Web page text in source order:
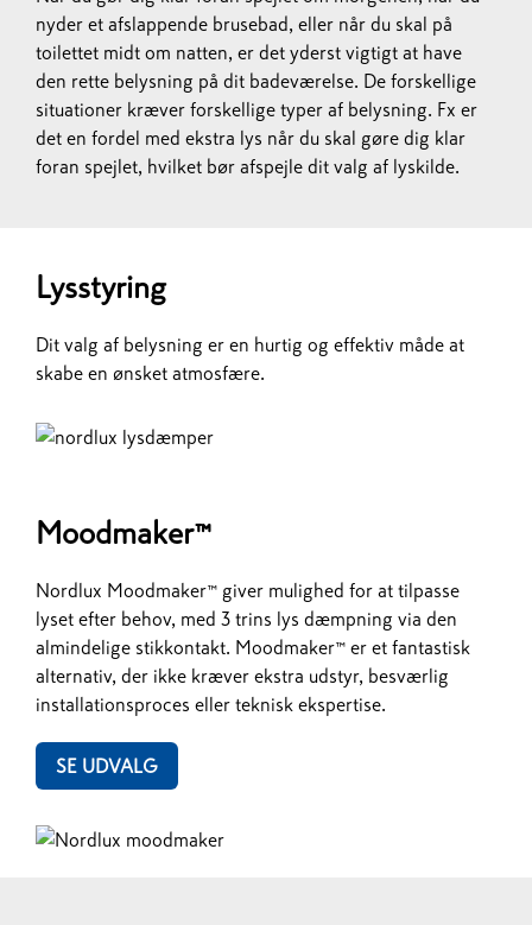
nyder et afslappende brusebad, eller når du skal på
toilettet midt om natten, er det yderst vigtigt at have
den rette belysning på dit badeværelse. De forskellige
situationer kræver forskellige typer af belysning. Fx er
det en fordel med ekstra lys når du skal gøre dig klar
foran spejlet, hvilket bør afspejle dit valg af lyskilde.
Lysstyring
Dit valg af belysning er en hurtig og effektiv måde at
skabe en ønsket atmosfære.
Moodmaker™
Nordlux Moodmaker™ giver mulighed for at tilpasse
lyset efter behov, med 3 trins lys dæmpning via den
almindelige stikkontakt. Moodmaker™ er et fantastisk
alternativ, der ikke kræver ekstra udstyr, besværlig
installationsproces eller teknisk ekspertise.
SE UDVALG